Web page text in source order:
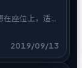
座位上，适合
2019/09/13